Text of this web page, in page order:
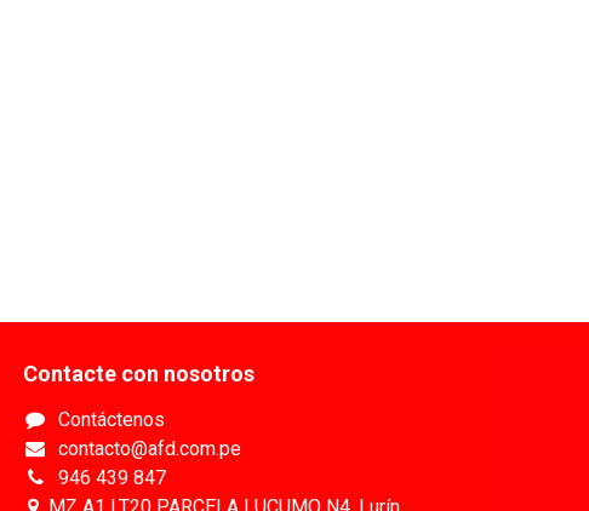
Contacte con nosotros
Contáctenos
contacto@afd.com.pe
946 439 847